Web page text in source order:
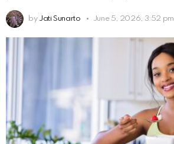
by Jati Sunarto June 5, 2026, 3:52 pm